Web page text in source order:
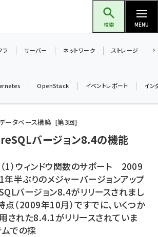
検索 MENU
ーム貢献～仲間と築いた勝利の絆～ (2308)
びり旅する晴山佳須夫のヒント集！ (2025)
ラ サーバー ネットワーク ストレージ
OpenStack イベントレポート イン
ータベース構築 第3回
バージョン8.4の機能
1）ウィンドウ関数のサポート 2009
年半ぶりのメジャーバージョンアップ
バージョン8.4がリリースされまし
点（2009年10月）ですでに、いくつか
された8.4.1がリリースされていま
ムでの採